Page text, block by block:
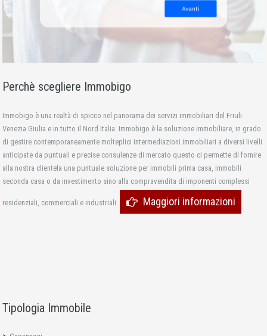
Perchè scegliere Immobigo
Immobigo è una realtà di spicco nel panorama dei servizi immobiliari del Friuli
Venezia Giulia e in tutto il Nord Italia. Immobigo è la soluzione immobiliare, in grado
di gestire contemporaneamente molteplici intermediazioni immobiliari a diversi livelli
anticipate da puntuali e precise consulenze di mercato questo ci permette di fornire
alla nostra clientela una puntuale soluzione per immobili prima casa, immobili
seconda casa o da investimento sino alla compravendita di imponenti complessi
residenziali, commerciali e industriali. Maggiori informazioni
Tipologia Immobile